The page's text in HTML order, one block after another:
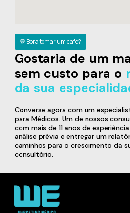
💬 Bora tomar um café?
Gostaria de um
sem custo para o
da sua
Converse agora com um
para Médicos. Um de nossos
com mais de 11 anos de
análise prévia e entregar um
caminhos para o crescimento da
consultório.